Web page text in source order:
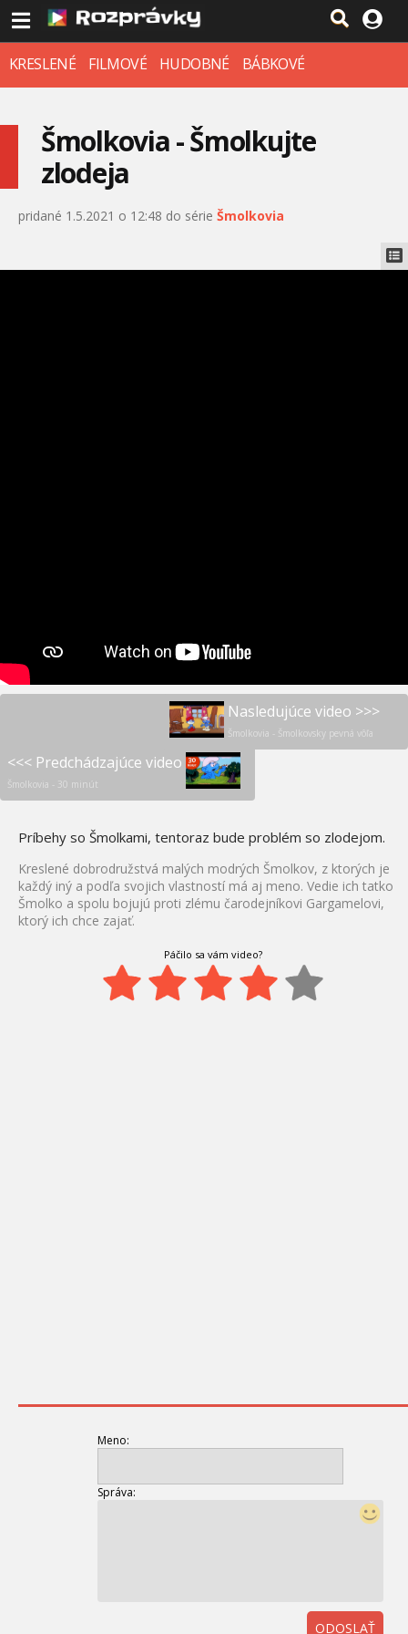
KRESLENÉ FILMOVÉ HUDOBNÉ BÁBKOVÉ
Šmolkovia - Šmolkujte
zlodeja
pridané 1.5.2021 o 12:48 do série Šmolkovia
Nasledujúce video >>>
Šmolkovia - Šmolkovsky pevná vôľa
<<< Predchádzajúce video
Šmolkovia - 30 minút
Príbehy so Šmolkami, tentoraz bude problém so zlodejom.
Kreslené dobrodružstvá malých modrých Šmolkov, z ktorých je
každý iný a podľa svojich vlastností má aj meno. Vedie ich tatko
Šmolko a spolu bojujú proti zlému čarodejníkovi Gargamelovi,
ktorý ich chce zajať.
Páčilo sa vám video?
Meno:
Správa:
ODOSLAŤ